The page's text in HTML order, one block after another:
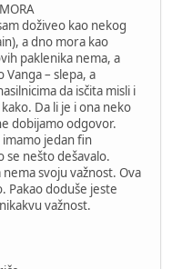
doživeo kao nekog
a dno mora kao
paklenika nema, a
Vanga – slepa, a
da isčita misli i
Da li je i ona neko
dobijamo odgovor.
imamo jedan fin
se nešto dešavalo.
svoju važnost. Ova
Pakao doduše jeste
važnost.